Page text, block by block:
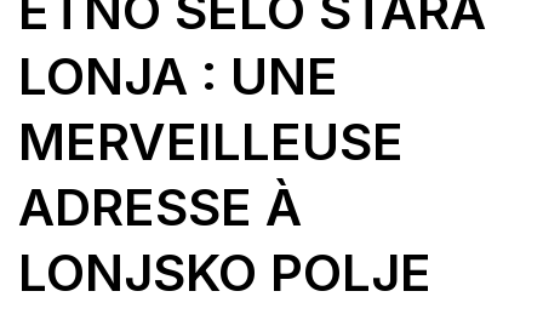
LONJA : UNE
MERVEILLEUSE
ADRESSE À
LONJSKO POLJE